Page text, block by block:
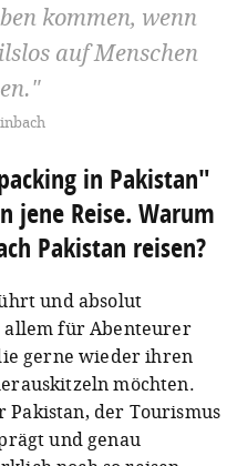
kommen, wenn
auf Menschen
in Pakistan"
jene Reise. Warum
Pakistan reisen?
und absolut
allem für Abenteurer
gerne wieder ihren
möchten.
Pakistan, der Tourismus
und genau